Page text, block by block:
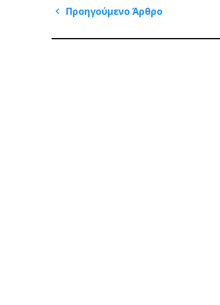
Πλοήγηση
άρθρων
Προηγούμενο Άρθρο